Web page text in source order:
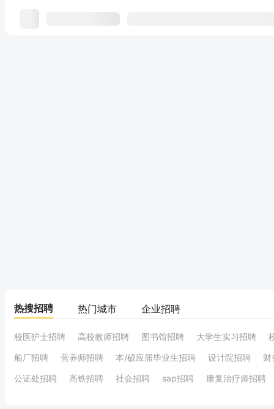
热搜招聘 热门城市 企业招聘
校医护士招聘 高校教师招聘 图书馆招聘 大学生实习招聘
船厂招聘
营养师招聘 本/硕应届毕业生招聘 设计院招聘
财
公证处招聘
高铁招聘 社会招聘 sap招聘 康复治疗师招聘